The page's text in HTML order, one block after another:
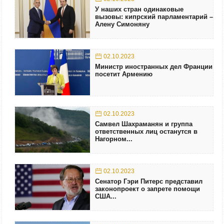
У наших стран одинаковые
вызовы: кипрский парламентарий –
Алену Симоняну
02.10.2023
Министр иностранных дел Франции
посетит Армению
02.10.2023
Самвел Шахраманян и группа
ответственных лиц останутся в
Нагорном...
02.10.2023
Сенатор Гэри Питерс представил
законопроект о запрете помощи
США...